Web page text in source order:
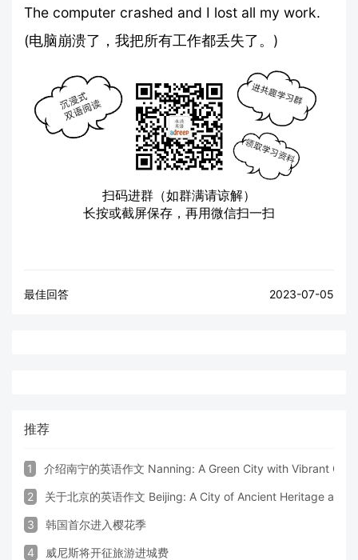
The computer crashed and I lost all my work.
(电脑崩溃了，我把所有工作都丢失了。)
扫码进群（如群满请谅解）
长按或截屏保存，再用微信扫一扫
最佳回答 2023-07-05
推荐
1 介绍南宁的英语作文 Nanning: A Green City with Vibrant
2 关于北京的英语作文 Beijing: A City of Ancient Heritage and
3 韩国首尔进入樱花季
4 威尼斯将开征旅游进城费